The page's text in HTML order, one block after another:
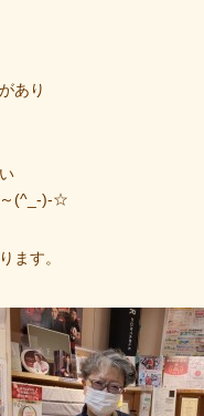
あり
～(^_-)-☆
ます。